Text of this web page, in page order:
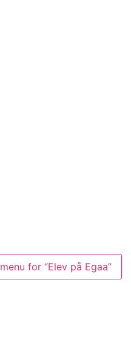
for “Elev på Egaa”